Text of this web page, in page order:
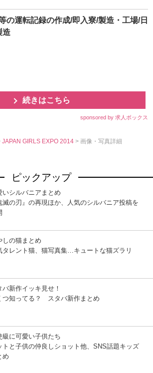
の運転記録の作成/即入寮/製造・工場/日
造
続きはこちら
sponsored by 求人ボックス
JAPAN GIRLS EXPO 2014> 画像・写真詳細
ピックアップ
いシルバニアまとめ
滅の刃』の再現ほか、人気のシルバニア投稿を
しの猫まとめ
タレント猫、猫写真集…キュートな猫ズラリ
バ新作イッキ見せ！
つ知ってる？ スタバ新作まとめ
級に可愛い子供たち
トと子供の仲良しショット他、SNS話題キッズ
め